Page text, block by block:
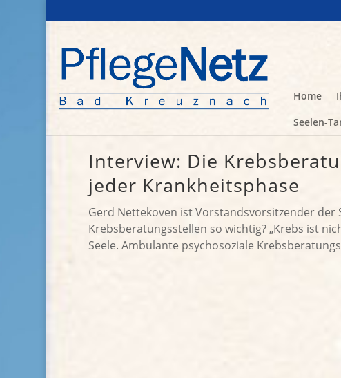
Home
Seelen-
Interview: Die
jeder Krankheitsphase
Gerd Nettekoven ist Vorstandsvorsitzender
Krebsberatungsstellen so wichtig? „Krebs ist
Seele. Ambulante psychosoziale